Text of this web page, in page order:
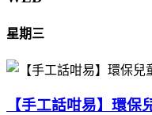
星期三
【手工話咁易】環保